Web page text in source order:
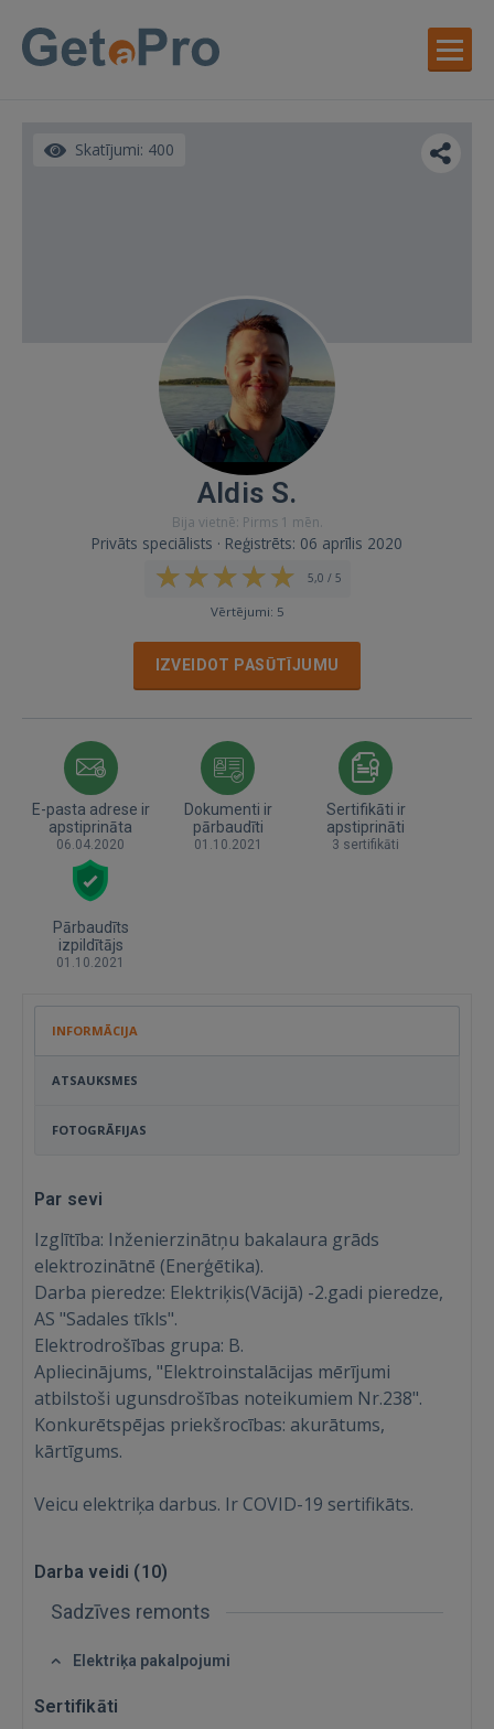
Ienākt
Skatījumi: 400
Aldis S.
Bija vietnē: Pirms 1 mēn.
Privāts speciālists · Reģistrēts: 06 aprīlis 2020
5,0 / 5
Vērtējumi: 5
IZVEIDOT PASŪTĪJUMU
E-pasta adrese ir
apstiprināta
06.04.2020
Dokumenti ir
pārbaudīti
01.10.2021
Sertifikāti ir
apstiprināti
3 sertifikāti
Pārbaudīts
izpildītājs
01.10.2021
INFORMĀCIJA
ATSAUKSMES
FOTOGRĀFIJAS
Par sevi
Izglītība: Inženierzinātņu bakalaura grāds
elektrozinātnē (Enerģētika).
Darba pieredze: Elektriķis(Vācijā) -2.gadi pieredze,
AS "Sadales tīkls".
Elektrodrošības grupa: B.
Apliecinājums, "Elektroinstalācijas mērījumi
atbilstoši ugunsdrošības noteikumiem Nr.238".
Konkurētspējas priekšrocības: akurātums,
kārtīgums.
Veicu elektriķa darbus. Ir COVID-19 sertifikāts.
Darba veidi (10)
Sadzīves remonts
Elektriķa pakalpojumi
Sertifikāti